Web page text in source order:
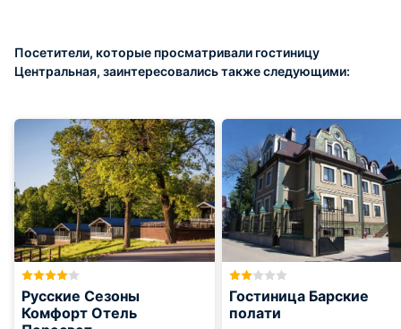
Посетители, которые просматривали гостиницу
Центральная, заинтересовались также следующими:
Русские Сезоны
Комфорт Отель
Гостиница Барские
полати